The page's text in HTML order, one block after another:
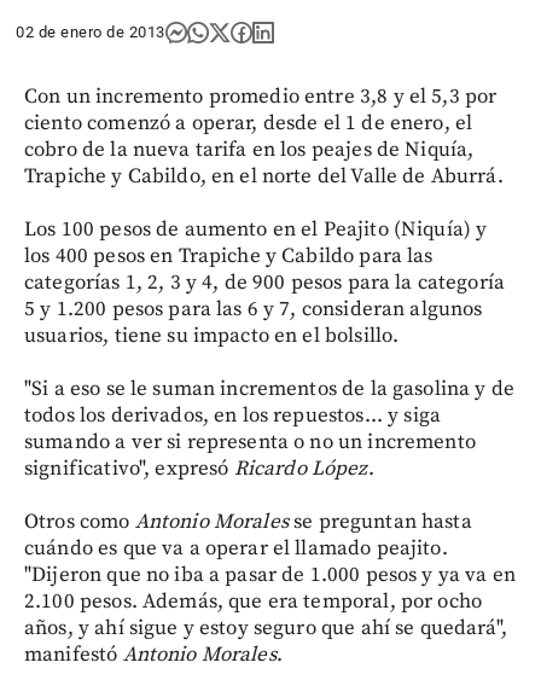
02 de enero de 2013
Con un incremento promedio entre 3,8 y el 5,3 por
ciento comenzó a operar, desde el 1 de enero, el
cobro de la nueva tarifa en los peajes de Niquía,
Trapiche y Cabildo, en el norte del Valle de Aburrá.
Los 100 pesos de aumento en el Peajito (Niquía) y
los 400 pesos en Trapiche y Cabildo para las
categorías 1, 2, 3 y 4, de 900 pesos para la categoría
5 y 1.200 pesos para las 6 y 7, consideran algunos
usuarios, tiene su impacto en el bolsillo.
"Si a eso se le suman incrementos de la gasolina y de
todos los derivados, en los repuestos... y siga
sumando a ver si representa o no un incremento
significativo", expresó Ricardo López.
Otros como Antonio Moralesse preguntan hasta
cuándo es que va a operar el llamado peajito.
"Dijeron que no iba a pasar de 1.000 pesos y ya va en
2.100 pesos. Además, que era temporal, por ocho
años, y ahí sigue y estoy seguro que ahí se quedará",
manifestó Antonio Morales.